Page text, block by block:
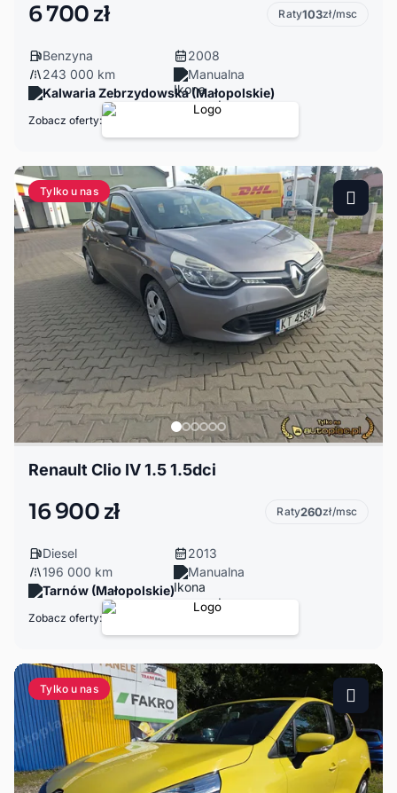
6 700 zł Raty103zł/msc
Benzyna
2008
243 000 km
Manualna
Kalwaria Zebrzydowska (Małopolskie)
Zobacz oferty:
Tylko u nas
Renault Clio IV 1.5 1.5dci
16 900 zł Raty260zł/msc
Diesel
2013
196 000 km
Manualna
Tarnów (Małopolskie)
Zobacz oferty:
Tylko u nas